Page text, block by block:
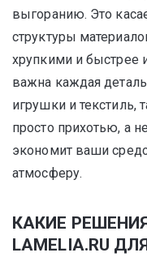
выгоранию. Это
структуры
хрупкими и быстрее
важна каждая
игрушки и текстиль,
просто прихотью, а
экономит ваши
атмосферу.
КАКИЕ
LAMELIA.RU